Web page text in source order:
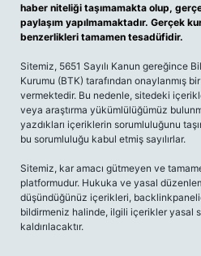
haber niteliği taşımamakta olup,
paylaşım yapılmamaktadır. Gerçek
benzerlikleri tamamen tesadüfidir.
Sitemiz, 5651 Sayılı Kanun gereğince
Kurumu (BTK) tarafından onaylanmış
vermektedir. Bu nedenle, sitedeki
veya araştırma yükümlülüğümüz
yazdıkları içeriklerin sorumluluğunu
bu sorumluluğu kabul etmiş sayılırlar.
Sitemiz, kar amacı gütmeyen ve
platformudur. Hukuka ve yasal
düşündüğünüz içerikleri,
bildirmeniz halinde, ilgili içerikler yasal
kaldırılacaktır.